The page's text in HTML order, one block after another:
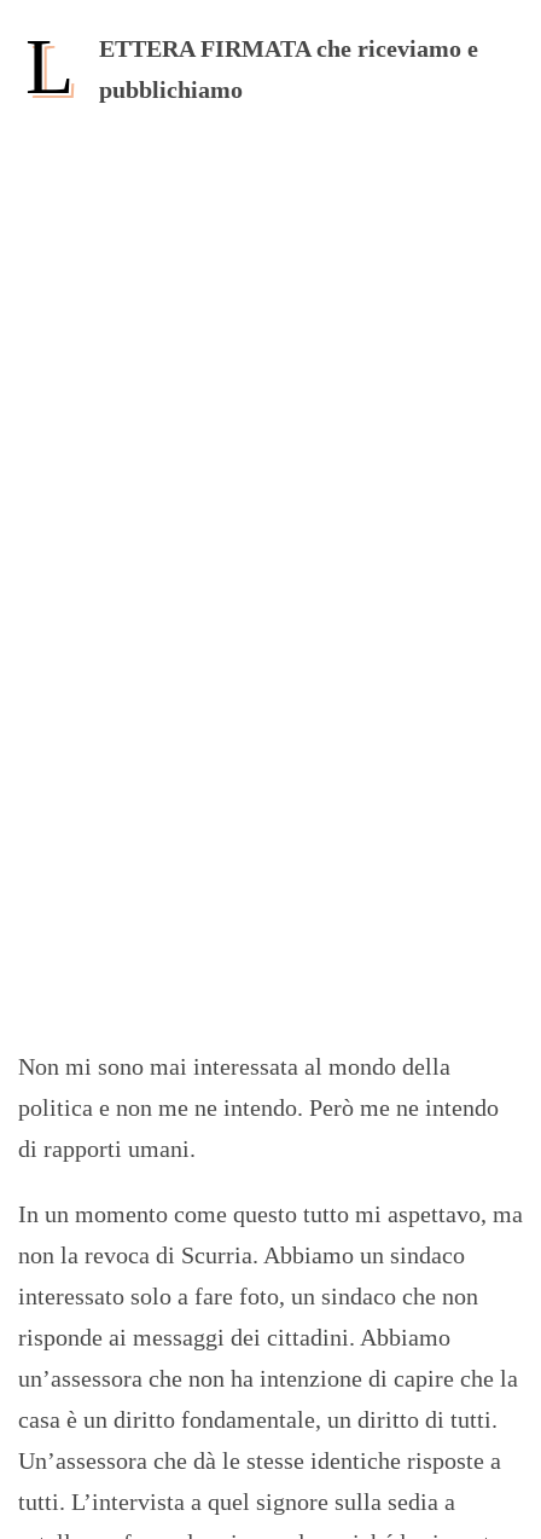
L
ETTERA FIRMATA che riceviamo e
pubblichiamo
Non mi sono mai interessata al mondo della
politica e non me ne intendo. Però me ne intendo
di rapporti umani.
In un momento come questo tutto mi aspettavo, ma
non la revoca di Scurria. Abbiamo un sindaco
interessato solo a fare foto, un sindaco che non
risponde ai messaggi dei cittadini. Abbiamo
un’assessora che non ha intenzione di capire che la
casa è un diritto fondamentale, un diritto di tutti.
Un’assessora che dà le stesse identiche risposte a
tutti. L’intervista a quel signore sulla sedia a